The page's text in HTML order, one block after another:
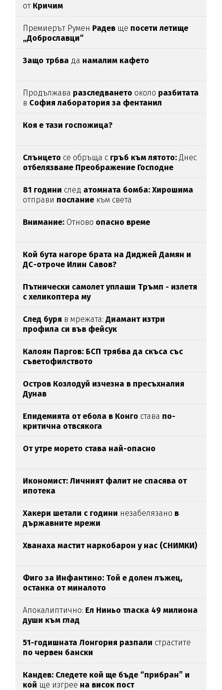
от Кричим
Премиерът Румен Радев ще посети летище
„Доброславци“
Защо трбва да намалим кафето
Продължава разследването около разбитата
в София лаборатория за фентанил
Коя е тази госпожица?
Слънцето се обръща с гръб към лятото: Днес
отбелязваме Преображение Господне
81 години след атомната бомба: Хирошима
отправи послание към света
Внимание: Отново опасно време
Кой бута нагоре брата на Диджей Дамян и
ДС-отроче Илин Савов?
Пътнически самолет уплаши Тръмп - излетя
с хеликоптера му
След буря в мрежата:Диамант изтри
профила си във фейсук
Калоян Паргов: БСП трябва да скъса със
съветофилството
Остров Козлодуй изчезна в пресъхналия
Дунав
Епидемията от ебола в Конго става по-
критична отвсякога
От утре морето става най-опасно
Икономист: Личният фалит не спасява от
ипотека
Хакери шетали с години незабелязано в
държавните мрежи
Хванаха мастит наркобарон у нас (СНИМКИ)
Фиго за Инфантино: Той е долен лъжец,
останка от миналото
Апокалиптично: Ел Ниньо тласка 49 милиона
души към глад
51-годишната Лонгория разпали страстите
по червен бански
Кандев: Следете кой ще бъде “прибран” и
кой ще изгрее на висок пост